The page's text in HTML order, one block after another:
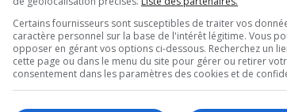
le mois d’avril, surprend.
en plus des coûts plus élevés
le transport collectif, qui n’existe pas
Certains fournisseurs sont susceptibles de traiter vos
caractère personnel sur la base de l'intérêt légitime. Vous
opposer en gérant vos options ci-dessous. Recherchez un
cette page ou dans le menu du site pour gérer ou retirer
consentement dans les paramètres des cookies et de